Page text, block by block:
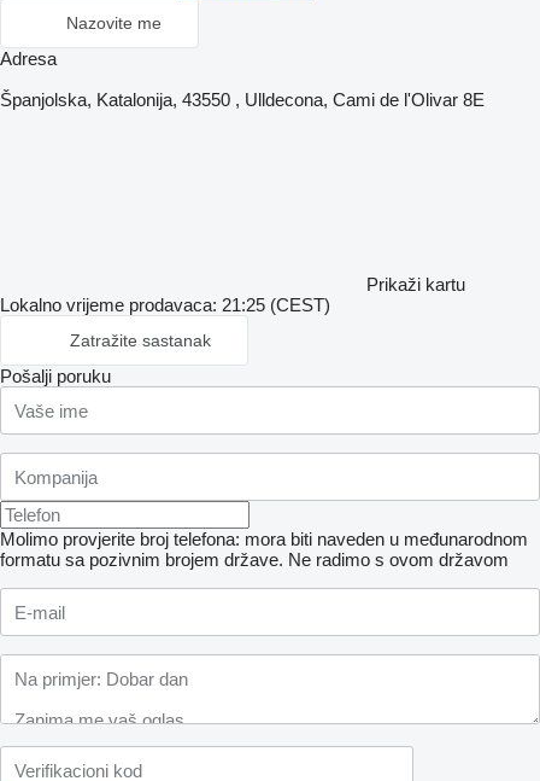
Nazovite me
Adresa
Španjolska, Katalonija, 43550 , Ulldecona, Cami de l'Olivar 8E
Prikaži kartu
Lokalno vrijeme prodavaca: 21:25 (CEST)
Zatražite sastanak
Pošalji poruku
Molimo provjerite broj telefona: mora biti naveden u međunarodnom
formatu sa pozivnim brojem države. Ne radimo s ovom državom